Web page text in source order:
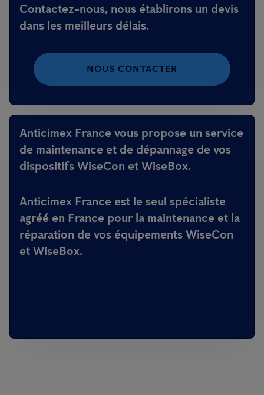
Contactez-nous, nous établirons un devis
dans les meilleurs délais.
NOUS CONTACTER
Anticimex France vous propose un service
de maintenance et de dépannage de vos
dispositifs WiseCon et WiseBox.
Anticimex France est le seul spécialiste
agréé en France pour la maintenance et la
réparation de vos équipements WiseCon
et WiseBox.